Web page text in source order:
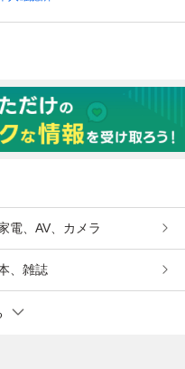
電、AV、カメラ
、雑誌